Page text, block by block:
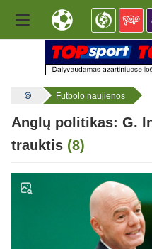
Futbolo naujienos
Anglų politikas: G.
trauktis (8)